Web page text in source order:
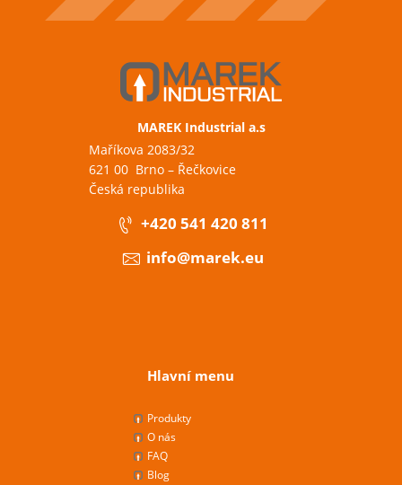
MAREK Industrial a.s
Maříkova 2083/32
621 00 Brno – Řečkovice
Česká republika
+420 541 420 811
info@marek.eu
Hlavní menu
Produkty
O nás
FAQ
Blog